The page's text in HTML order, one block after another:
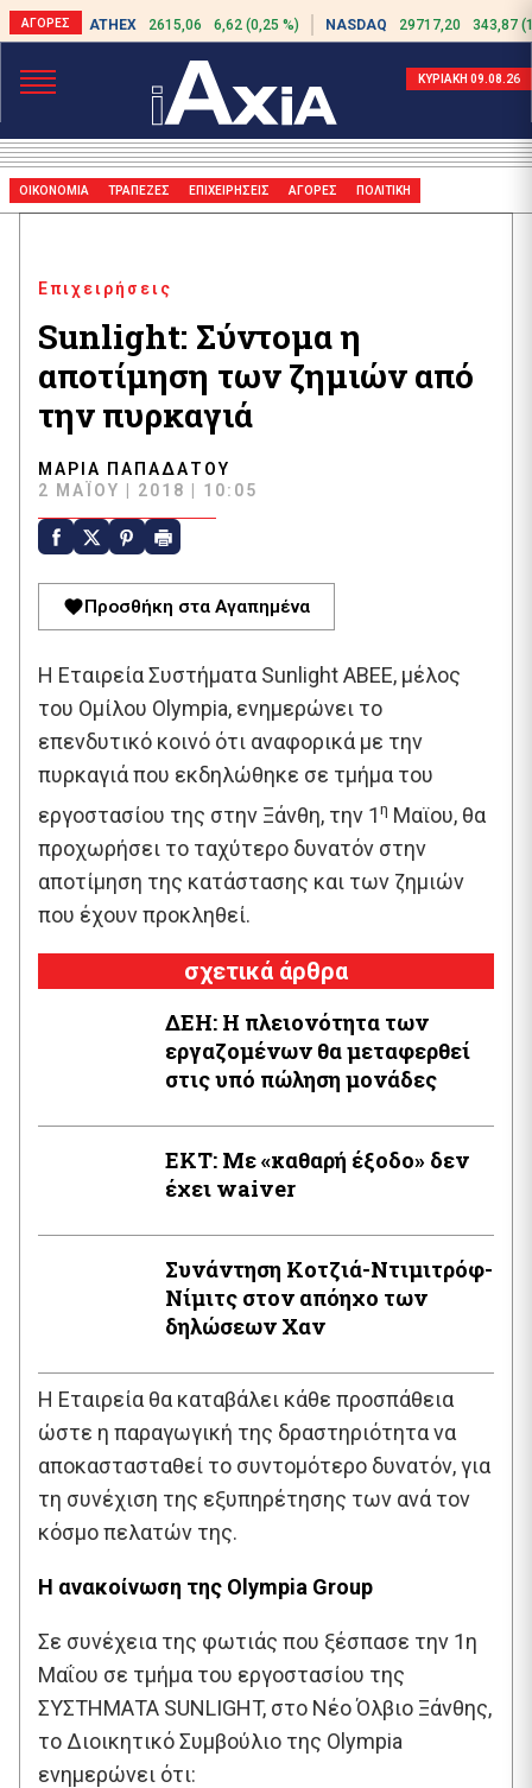
ATHEX 2615,06 6,62 (0,25 %) NASDAQ 29717,20 343,87
ΚΥΡΙΑΚΗ 09.08.26
ΟΙΚΟΝΟΜΙΑ ΤΡΑΠΕΖΕΣ ΕΠΙΧΕΙΡΗΣΕΙΣ ΑΓΟΡΕΣ ΠΟΛΙΤΙΚΗ
Επιχειρήσεις
Sunlight: Σύντομα η
αποτίμηση των ζημιών από
την πυρκαγιά
ΜΑΡΊΑ ΠΑΠΑΔΆΤΟΥ
2 ΜΑΪ́ΟΥ | 2018 | 10:05
Προσθήκη στα Αγαπημένα
Η Εταιρεία Συστήματα Sunlight ABEE, μέλος
του Ομίλου Olympia, ενημερώνει το
επενδυτικό κοινό ότι αναφορικά με την
πυρκαγιά που εκδηλώθηκε σε τμήμα του
εργοστασίου της στην Ξάνθη, την 1η Μαϊου, θα
προχωρήσει το ταχύτερο δυνατόν στην
αποτίμηση της κατάστασης και των ζημιών
που έχουν προκληθεί.
σχετικά άρθρα
ΔΕΗ: Η πλειονότητα των
εργαζομένων θα μεταφερθεί
στις υπό πώληση μονάδες
EKT: Με «καθαρή έξοδο» δεν
έχει waiver
Συνάντηση Κοτζιά-Ντιμιτρόφ-
Νίμιτς στον απόηχο των
δηλώσεων Χαν
Η Εταιρεία θα καταβάλει κάθε προσπάθεια
ώστε η παραγωγική της δραστηριότητα να
αποκαστασταθεί το συντομότερο δυνατόν, για
τη συνέχιση της εξυπηρέτησης των ανά τον
κόσμο πελατών της.
Η ανακοίνωση της Olympia Group
Σε συνέχεια της φωτιάς που ξέσπασε την 1η
Μαΐου σε τμήμα του εργοστασίου της
ΣΥΣΤΗΜΑΤΑ SUNLIGHT, στο Νέο Όλβιο Ξάνθης,
το Διοικητικό Συμβούλιο της Olympia
ενημερώνει ότι: